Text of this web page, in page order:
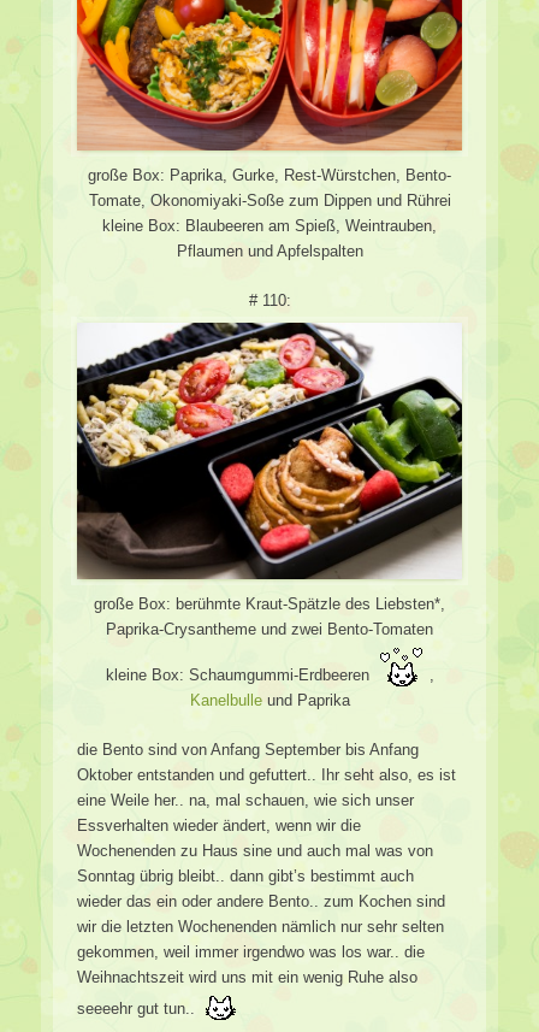
große Box: Paprika, Gurke, Rest-Würstchen, Bento-
Tomate, Okonomiyaki-Soße zum Dippen und Rührei
kleine Box: Blaubeeren am Spieß, Weintrauben,
Pflaumen und Apfelspalten
# 110:
große Box: berühmte Kraut-Spätzle des Liebsten*,
Paprika-Crysantheme und zwei Bento-Tomaten
kleine Box: Schaumgummi-Erdbeeren
,
Kanelbulleund Paprika
die Bento sind von Anfang September bis Anfang
Oktober entstanden und gefuttert.. Ihr seht also, es ist
eine Weile her.. na, mal schauen, wie sich unser
Essverhalten wieder ändert, wenn wir die
Wochenenden zu Haus sine und auch mal was von
Sonntag übrig bleibt.. dann gibt’s bestimmt auch
wieder das ein oder andere Bento.. zum Kochen sind
wir die letzten Wochenenden nämlich nur sehr selten
gekommen, weil immer irgendwo was los war.. die
Weihnachtszeit wird uns mit ein wenig Ruhe also
seeeehr gut tun..